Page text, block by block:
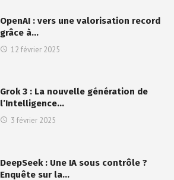
OpenAI : vers une valorisation record
grâce à…
12 février 2025
Grok 3 : La nouvelle génération de
l’Intelligence…
3 février 2025
DeepSeek : Une IA sous contrôle ?
Enquête sur la…